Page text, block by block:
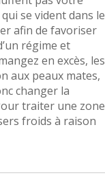
se vident dans le
afin de favoriser
régime et
en excès, les
aux peaux mates,
changer la
traiter une zone
froids à raison